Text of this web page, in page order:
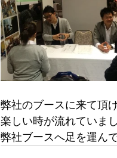
弊社のブースに来て頂
楽しい時が流れていまし
弊社ブースへ足を運ん